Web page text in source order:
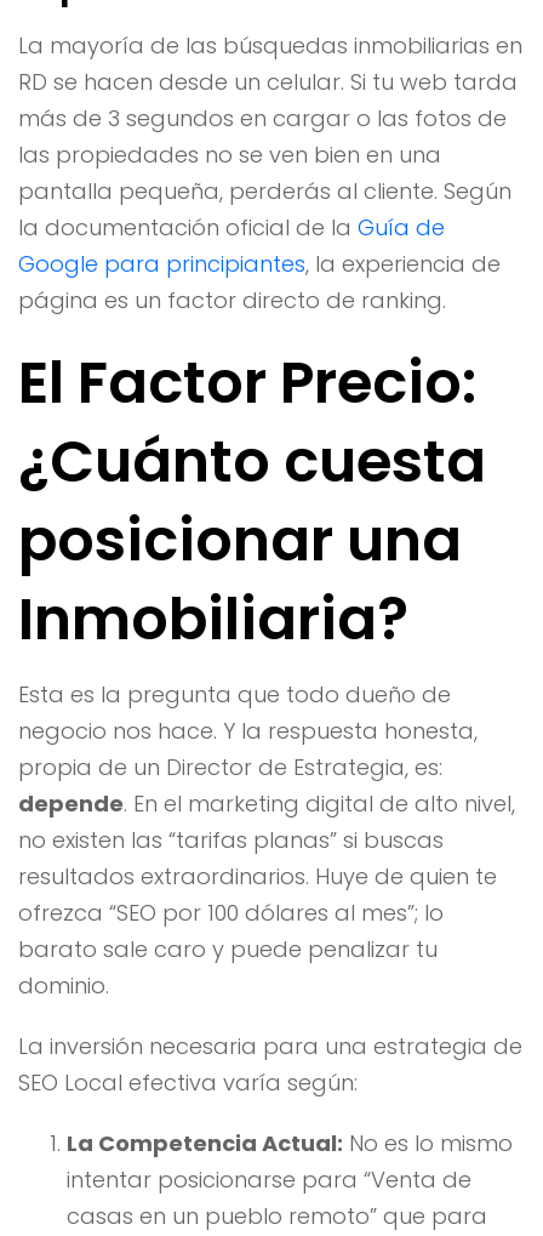
La mayoría de las búsquedas inmobiliarias en
RD se hacen desde un celular. Si tu web tarda
más de 3 segundos en cargar o las fotos de
las propiedades no se ven bien en una
pantalla pequeña, perderás al cliente. Según
la documentación oficial de la Guía de
Google para principiantes, la experiencia de
página es un factor directo de ranking.
El Factor Precio:
¿Cuánto cuesta
posicionar una
Inmobiliaria?
Esta es la pregunta que todo dueño de
negocio nos hace. Y la respuesta honesta,
propia de un Director de Estrategia, es:
depende. En el marketing digital de alto nivel,
no existen las “tarifas planas” si buscas
resultados extraordinarios. Huye de quien te
ofrezca “SEO por 100 dólares al mes”; lo
barato sale caro y puede penalizar tu
dominio.
La inversión necesaria para una estrategia de
SEO Local efectiva varía según:
La Competencia Actual: No es lo mismo
intentar posicionarse para “Venta de
casas en un pueblo remoto” que para